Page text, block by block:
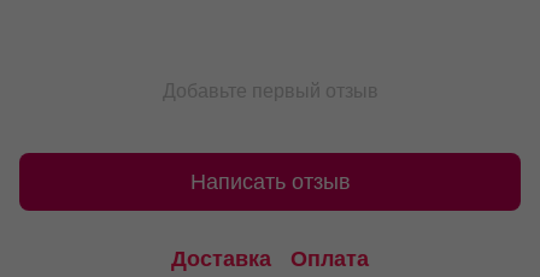
Добавьте первый отзыв
Написать отзыв
Доставка Оплата